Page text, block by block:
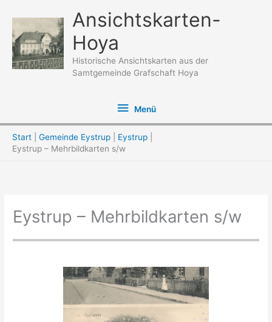
springen
Ansichtskarten-
Hoya
Historische Ansichtskarten aus der
Samtgemeinde Grafschaft Hoya
Menü
Menü
Start Gemeinde Eystrup
Eystrup
Eystrup – Mehrbildkarten s/w
Eystrup – Mehrbildkarten s/w